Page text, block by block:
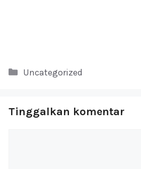
Kategori
Uncategorized
Tinggalkan komentar